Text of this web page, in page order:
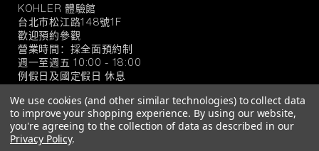
KOHLER
官
方
旗
艦
店
KOHLER 體驗館
台北市松江路148號1F
歡迎預約參觀
營業時間：採全面預約制
週一至週五 10:00 - 18:00
例假日及國定假日 休息
© 2026 KOHLER 官方旗艦店
We use cookies (and other similar technologies) to collect data
to improve your shopping experience. By using our website,
you're agreeing to the collection of data as described in our
Privacy Policy.